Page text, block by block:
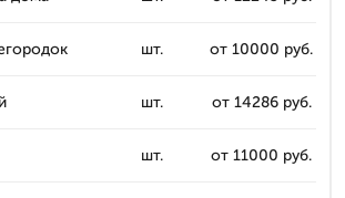
шт. от 10000 руб.
шт. от 14286 руб.
шт. от 11000 руб.